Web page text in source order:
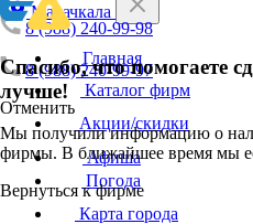
8 (988) 240-99-98
8 (988) 240-99-97
Отменить
Спасибо, что помогаете
лучше!
Мы получили информацию о
фирмы. В ближайшее время мы
Вернуться к фирме
Махачкала
Главная
Каталог фирм
Акции/скидки
Афиша
Погода
Карта города